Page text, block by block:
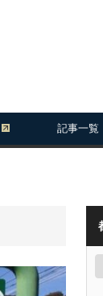
記事一覧